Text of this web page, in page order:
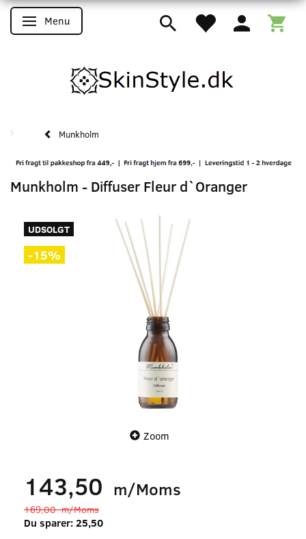
Skifte navigation
Menu
Munkholm
Munkholm - Diffuser Fleur d`Oranger
UDSOLGT
-15%
Zoom
143,50 m/Moms
169,00m/Moms
Du sparer: 25,50